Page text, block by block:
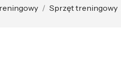
Sprzęt treningowy